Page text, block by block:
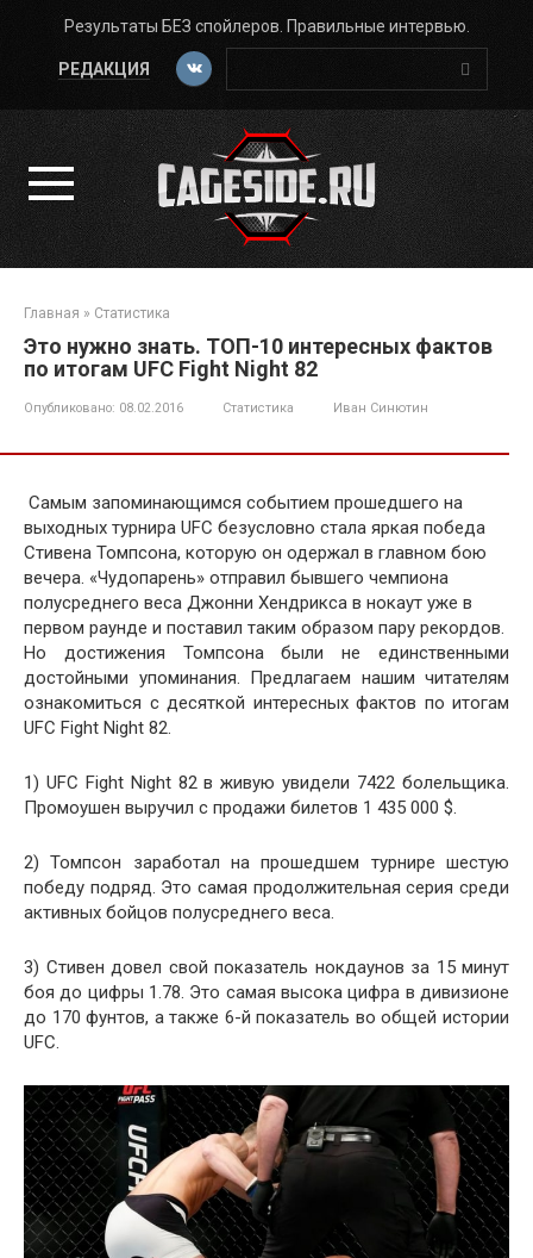
Перейти
контенту
Результаты БЕЗ спойлеров. Правильные интервью.
РЕДАКЦИЯ
Поиск:
Главная » Статистика
Это нужно знать. ТОП-10 интересных фактов
по итогам UFC Fight Night 82
Опубликовано: 08.02.2016 Статистика Иван Синютин
Самым запоминающимся событием прошедшего на
выходных турнира UFC безусловно стала яркая победа
Стивена Томпсона, которую он одержал в главном бою
вечера. «Чудопарень» отправил бывшего чемпиона
полусреднего веса Джонни Хендрикса в нокаут уже в
первом раунде и поставил таким образом пару рекордов.
Но достижения Томпсона были не единственными
достойными упоминания. Предлагаем нашим читателям
ознакомиться с десяткой интересных фактов по итогам
UFC Fight Night 82.
1) UFC Fight Night 82 в живую увидели 7422 болельщика.
Промоушен выручил с продажи билетов 1 435 000 $.
2) Томпсон заработал на прошедшем турнире шестую
победу подряд. Это самая продолжительная серия среди
активных бойцов полусреднего веса.
3) Стивен довел свой показатель нокдаунов за 15 минут
боя до цифры 1.78. Это самая высока цифра в дивизионе
до 170 фунтов, а также 6-й показатель во общей истории
UFC.